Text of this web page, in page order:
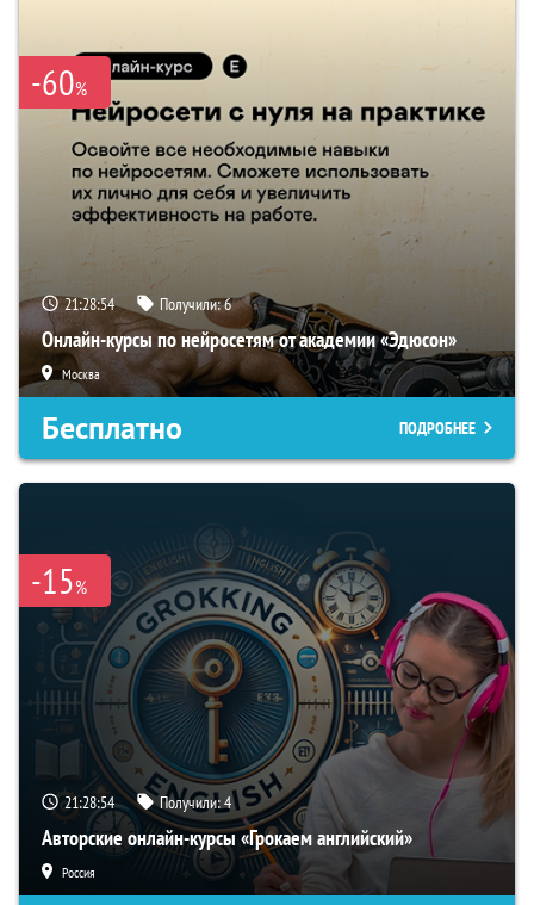
-60%
21:28:53 Получили:6
Онлайн-курсы по нейросетям от академии «Эдюсон»
Москва
Бесплатно ПОДРОБНЕЕ
-15%
21:28:53 Получили:4
Авторские онлайн-курсы «Грокаем английский»
Россия